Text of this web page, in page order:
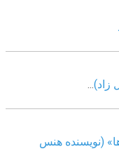
زاد)
(نويسنده هنس